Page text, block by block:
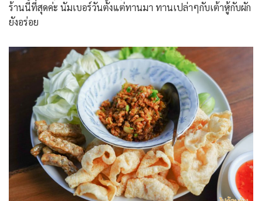
ร้านนี้ที่สุดค่ะ นัมเบอร์วันตั้งแต่ทานมา ทานเปล่าๆกับเต้าหู้กับผัก
ยังอร่อย